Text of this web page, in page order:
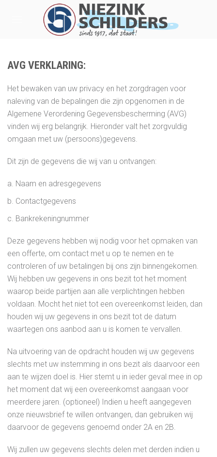
AVG VERKLARING:
Het bewaken van uw privacy en het zorgdragen voor
naleving van de bepalingen die zijn opgenomen in de
Algemene Verordening Gegevensbescherming (AVG)
vinden wij erg belangrijk. Hieronder valt het zorgvuldig
omgaan met uw (persoons)gegevens.
Dit zijn de gegevens die wij van u ontvangen:
a. Naam en adresgegevens
b. Contactgegevens
c. Bankrekeningnummer
Deze gegevens hebben wij nodig voor het opmaken van
een offerte, om contact met u op te nemen en te
controleren of uw betalingen bij ons zijn binnengekomen.
Wij hebben uw gegevens in ons bezit tot het moment
waarop beide partijen aan alle verplichtingen hebben
voldaan. Mocht het niet tot een overeenkomst leiden, dan
houden wij uw gegevens in ons bezit tot de datum
waartegen ons aanbod aan u is komen te vervallen.
Na uitvoering van de opdracht houden wij uw gegevens
slechts met uw instemming in ons bezit als daarvoor een
aan te wijzen doel is. Hier stemt u in ieder geval mee in op
het moment dat wij een overeenkomst aangaan voor
meerdere jaren. (optioneel) Indien u heeft aangegeven
onze nieuwsbrief te willen ontvangen, dan gebruiken wij
daarvoor de gegevens genoemd onder 2A en 2B.
Wij zullen uw gegevens slechts delen met derden indien u